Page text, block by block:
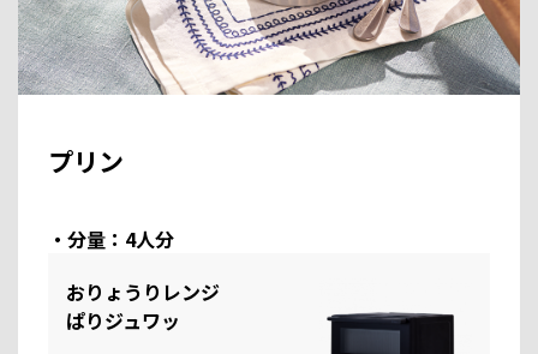
プリン
・分量：4人分
おりょうりレンジ
ぱりジュワッ